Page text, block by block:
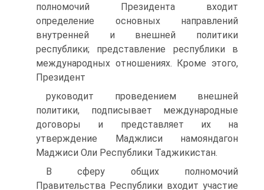
полномочий Президента входит
определение основных направлений
внутренней и внешней политики
республики; представление республики в
международных отношениях. Кроме этого,
Президент
руководит проведением внешней
политики, подписывает международные
договоры и представляет их на
утверждение Маджлиси намояндагон
Маджиси Оли Республики Таджикистан.
В сферу общих полномочий
Правительства Республики входит участие